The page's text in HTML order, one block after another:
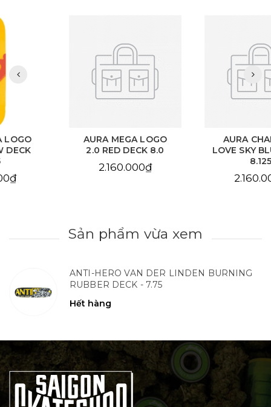
AURA MEGA LOGO
2.0 RED DECK 8.0
AURA CHAIN EYE
LOVE SKY BLUE DECK
Sản phẩm vừa xem
ANTI-HERO VAN DER LINDEN BURNING
RUBBER DECK - 7.75
Hết hàng